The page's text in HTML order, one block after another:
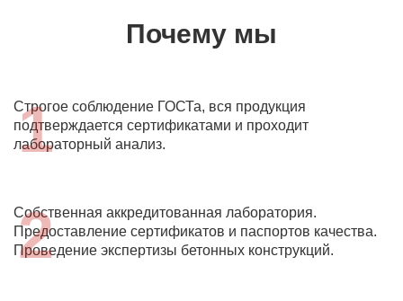
Почему мы
1
Строгое соблюдение ГОСТа, вся продукция
подтверждается сертификатами и проходит
лабораторный анализ.
2
Собственная аккредитованная лаборатория.
Предоставление сертификатов и паспортов качества.
Проведение экспертизы бетонных конструкций.